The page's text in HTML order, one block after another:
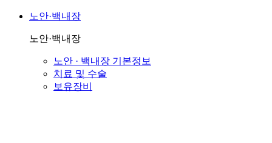
노안·백내장
노안·백내장
노안 · 백내장 기본정보
치료 및 수술
보유장비